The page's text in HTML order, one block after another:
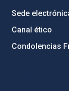
Sede
Canal ético
Condolencias